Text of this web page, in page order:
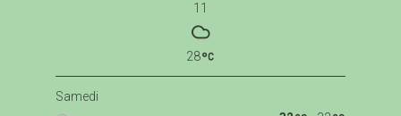
11
28
Samedi